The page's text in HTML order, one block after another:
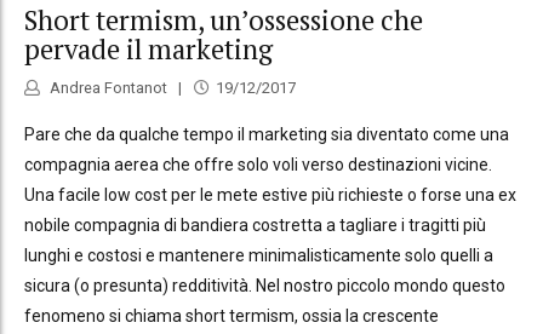
Short termism, un’ossessione che
pervade il marketing
Andrea Fontanot 19/12/2017
Pare che da qualche tempo il marketing sia diventato come una
compagnia aerea che offre solo voli verso destinazioni vicine.
Una facile low cost per le mete estive più richieste o forse una ex
nobile compagnia di bandiera costretta a tagliare i tragitti più
lunghi e costosi e mantenere minimalisticamente solo quelli a
sicura (o presunta) redditività. Nel nostro piccolo mondo questo
fenomeno si chiama short termism, ossia la crescente